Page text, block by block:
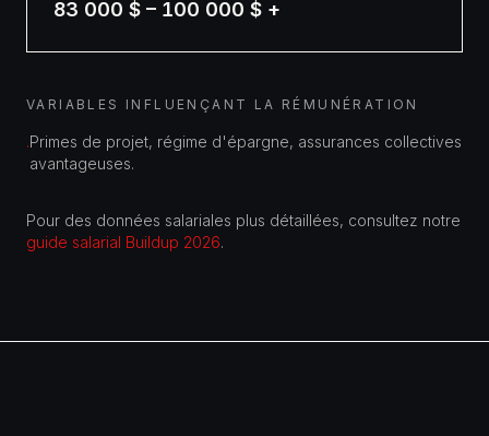
83 000 $ – 100 000 $ +
VARIABLES INFLUENÇANT LA RÉMUNÉRATION
·Primes de projet, régime d'épargne, assurances collectives
avantageuses.
Pour des données salariales plus détaillées, consultez notre
guide salarial Buildup 2026.